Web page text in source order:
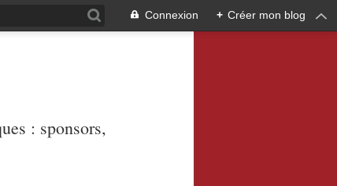
Connexion + Créer mon blog
: sponsors,